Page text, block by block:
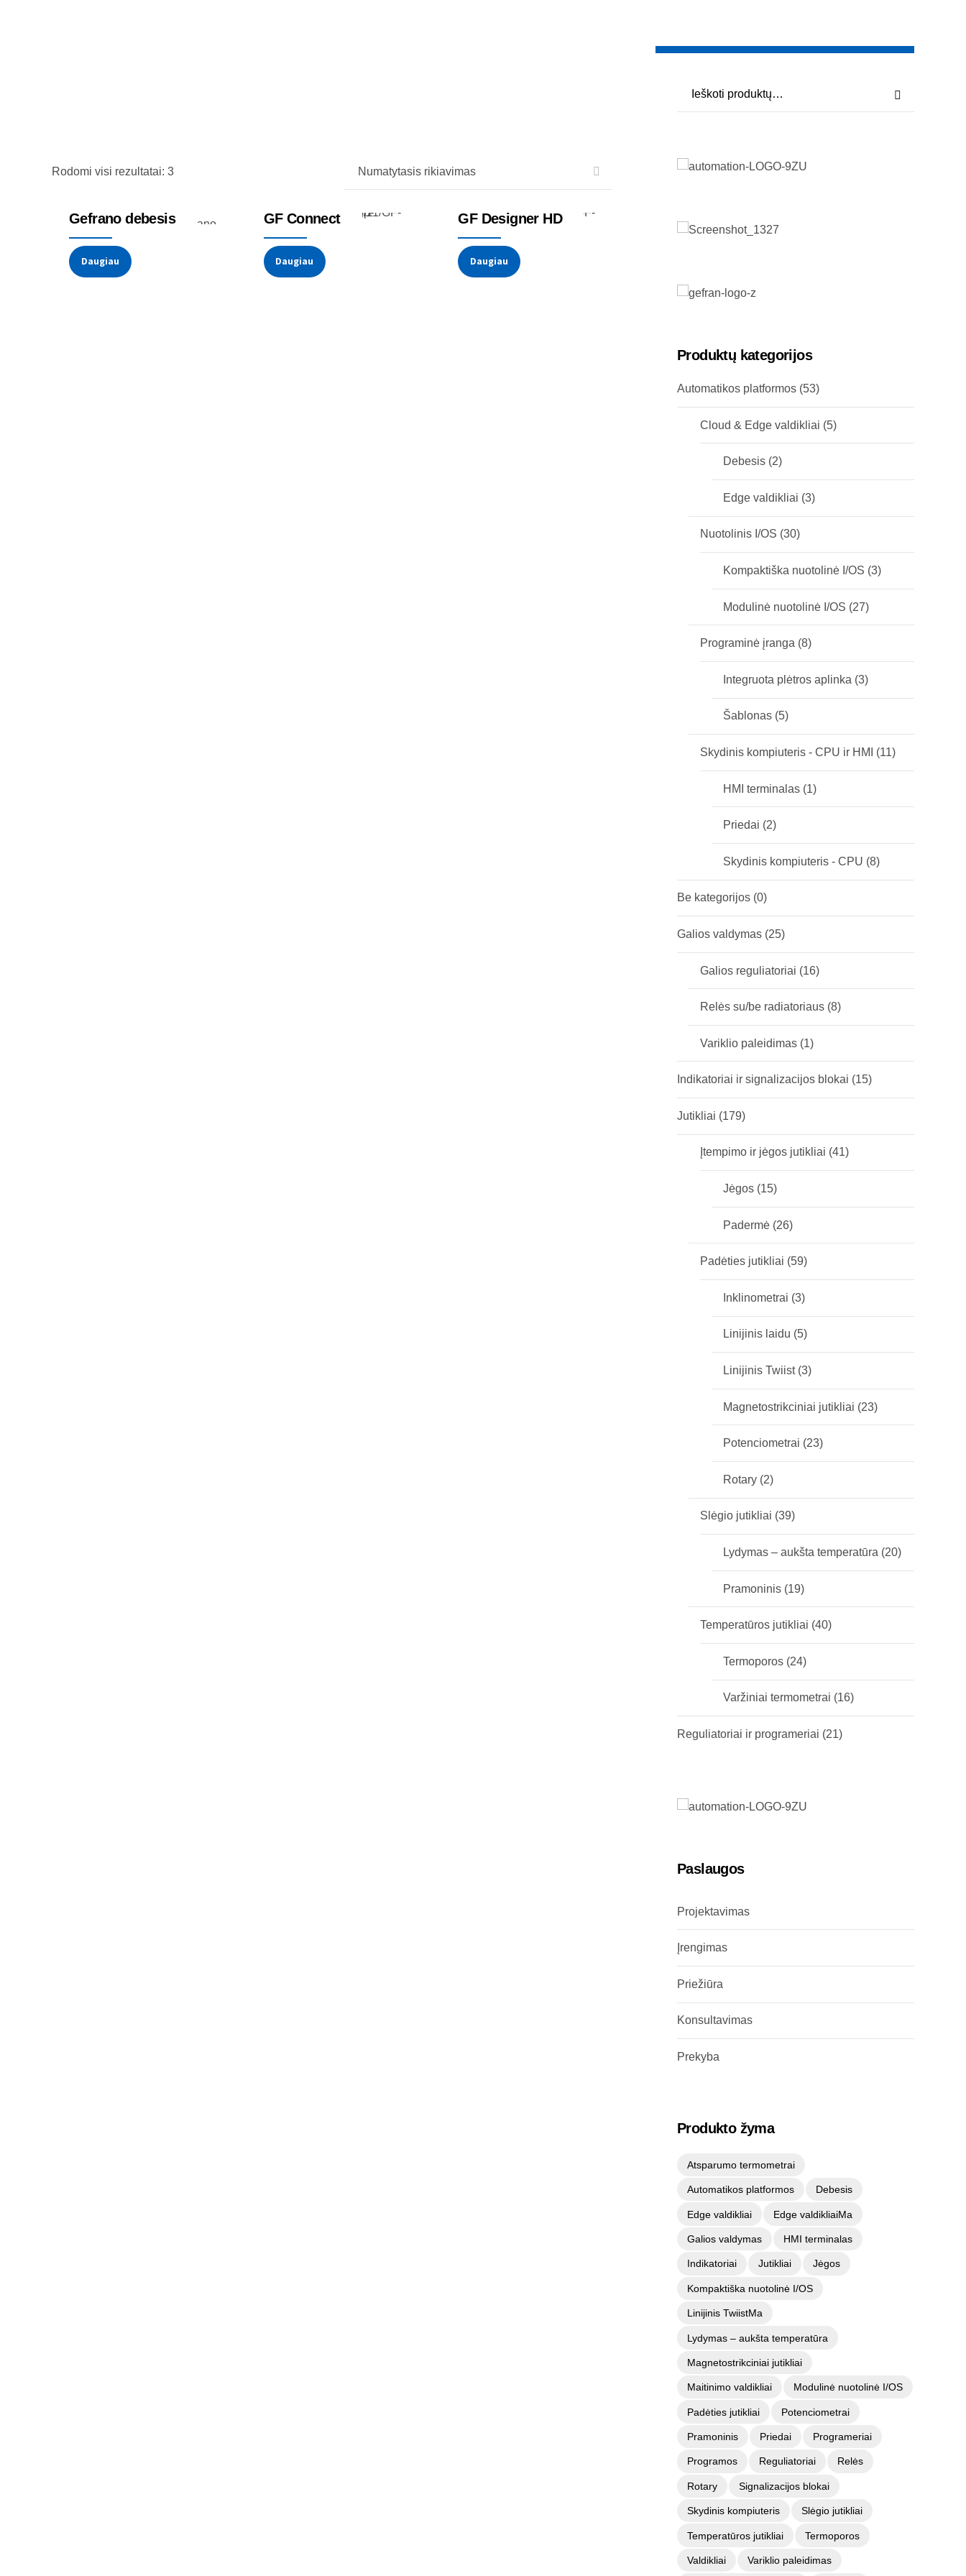
Rodomi visi rezultatai: 3
Gefrano debesis
Daugiau
GF Connect
Daugiau
GF Designer HD
Daugiau
Produktų kategorijos
Automatikos platformos (53)
Cloud & Edge valdikliai (5)
Debesis (2)
Edge valdikliai (3)
Nuotolinis I/OS (30)
Kompaktiška nuotolinė I/OS (3)
Modulinė nuotolinė I/OS (27)
Programinė įranga (8)
Integruota plėtros aplinka (3)
Šablonas (5)
Skydinis kompiuteris - CPU ir HMI (11)
HMI terminalas (1)
Priedai (2)
Skydinis kompiuteris - CPU (8)
Be kategorijos (0)
Galios valdymas (25)
Galios reguliatoriai (16)
Relės su/be radiatoriaus (8)
Variklio paleidimas (1)
Indikatoriai ir signalizacijos blokai (15)
Jutikliai (179)
Įtempimo ir jėgos jutikliai (41)
Jėgos (15)
Padermė (26)
Padėties jutikliai (59)
Inklinometrai (3)
Linijinis laidu (5)
Linijinis Twiist (3)
Magnetostrikciniai jutikliai (23)
Potenciometrai (23)
Rotary (2)
Slėgio jutikliai (39)
Lydymas – aukšta temperatūra (20)
Pramoninis (19)
Temperatūros jutikliai (40)
Termoporos (24)
Varžiniai termometrai (16)
Reguliatoriai ir programeriai (21)
Paslaugos
Projektavimas
Įrengimas
Priežiūra
Konsultavimas
Prekyba
Produkto žyma
Atsparumo termometrai
Automatikos platformos Debesis
Edge valdikliai Edge valdikliaiMa
Galios valdymas HMI terminalas
Indikatoriai Jutikliai Jėgos
Kompaktiška nuotolinė I/OS
Linijinis TwiistMa
Lydymas – aukšta temperatūra
Magnetostrikciniai jutikliai
Maitinimo valdikliai Modulinė nuotolinė I/OS
Padėties jutikliai Potenciometrai
Pramoninis Priedai Programeriai
Programos Reguliatoriai Relės
Rotary Signalizacijos blokai
Skydinis kompiuteris Slėgio jutikliai
Temperatūros jutikliai Termoporos
Valdikliai Variklio paleidimas